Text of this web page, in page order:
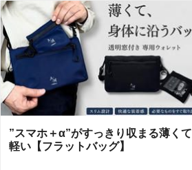
”スマホ＋α”がすっきり収まる薄くて
軽い【フラットバッグ】